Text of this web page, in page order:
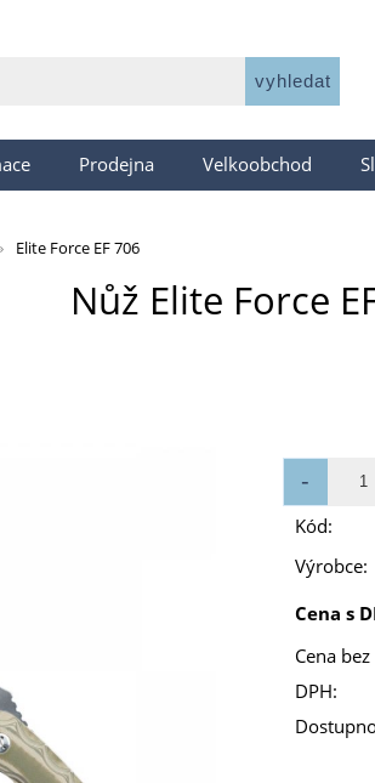
Prodejna Velkoobchod
Elite Force EF 706
Nůž Elite Force
Kód:
Výrobce:
Cena s
Cena
DPH: